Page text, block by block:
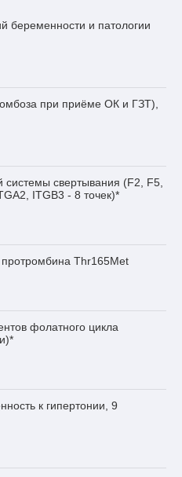
беременности и патологии
при приёме ОК и ГЗТ),
системы свертывания (F2, F5,
ITGB3 - 8 точек)*
Thr165Met
фолатного цикла
к гипертонии, 9